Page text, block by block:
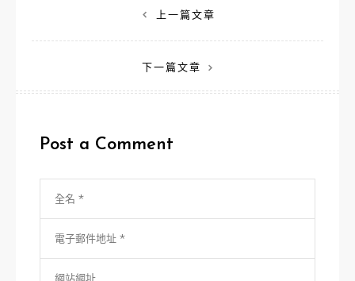
章
上一篇文章
下一篇文章
Post a Comment